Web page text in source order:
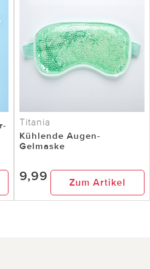
Titania
Kühlende Augen-
Gelmaske
9,99 Zum Artikel